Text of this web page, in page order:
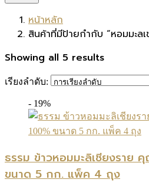
หน้าหลัก
สินค้าที่มีป้ายกำกับ “หอมมะลเ
Showing all 5 results
เรียงลำดับ:
- 19%
ธรรม ข้าวหอมมะลิเชียงราย
ขนาด 5 กก. แพ็ค 4 ถุง